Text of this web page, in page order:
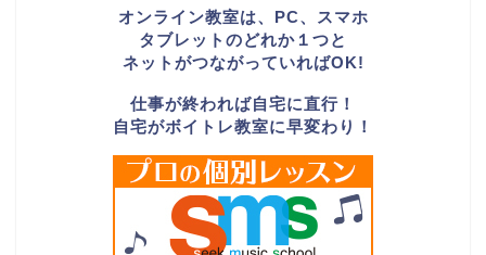
オンライン教室は、PC、スマホ
タブレットのどれか１つと
ネットがつながっていればOK!
仕事が終われば自宅に直行！
自宅がボイトレ教室に早変わり！